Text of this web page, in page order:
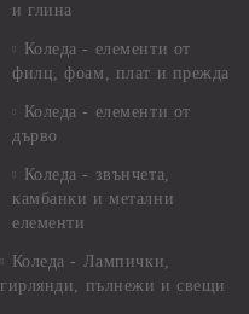
и глина
Коледа - елементи от
филц, фоам, плат и прежда
Коледа - елементи от
дърво
Коледа - звънчета,
камбанки и метални
елементи
Коледа - Лампички,
гирлянди, пълнежи и свещи